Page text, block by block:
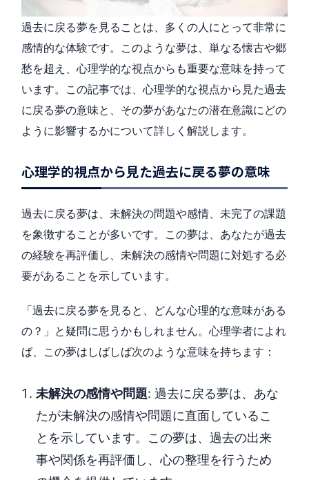
過去に戻る夢を見ることは、多くの人にとって非常に
感情的な体験です。このような夢は、単なる懐古や郷
愁を超え、心理学的な視点からも重要な意味を持って
います。この記事では、心理学的な視点から見た過去
に戻る夢の意味と、その夢があなたの潜在意識にどの
ように影響するかについて詳しく解説します。
心理学的視点から見た過去に戻る夢の意味
過去に戻る夢は、未解決の問題や感情、未完了の課題
を象徴することが多いです。この夢は、あなたが過去
の経験を再評価し、未解決の感情や問題に対処する必
要があることを示しています。
「過去に戻る夢を見ると、どんな心理的な意味がある
の？」と疑問に思うかもしれません。心理学者によれ
ば、この夢はしばしば次のような意味を持ちます：
未解決の感情や問題: 過去に戻る夢は、あな
たが未解決の感情や問題に直面しているこ
とを示しています。この夢は、過去の出来
事や関係を再評価し、心の整理を行うため